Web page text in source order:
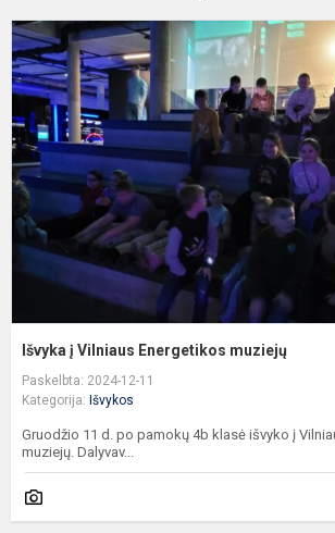
Išvyka į Vilniaus Energetikos muziejų
Paskelbta: 2024-12-11
Kategorija: Išvykos
Gruodžio 11 d. po pamokų 4b klasė išvyko į
muziejų. Dalyvav...